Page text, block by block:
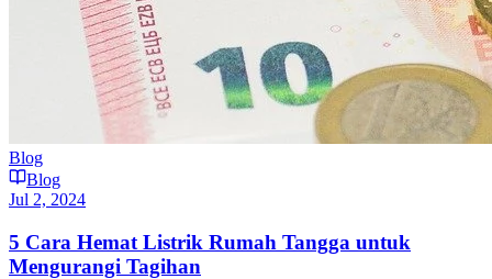
Blog
Blog
Jul 2, 2024
5 Cara Hemat Listrik Rumah Tangga untuk
Mengurangi Tagihan